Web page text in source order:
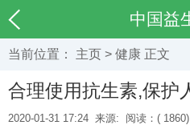
中国益
当前位置： 主页 > 健康 正文
合理使用抗生素,保护
2020-01-31 17:24 来源: 阅读：( 1860)